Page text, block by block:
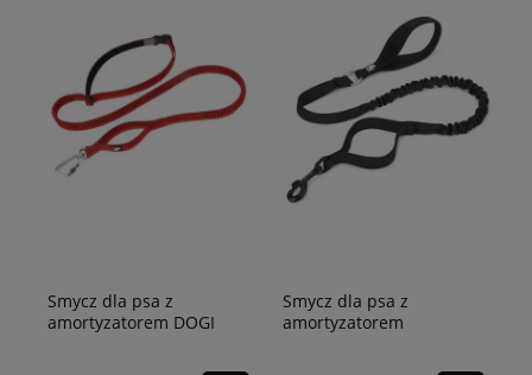
Smycz dla psa z
amortyzatorem DOGI
Smycz dla psa z
amortyzatorem